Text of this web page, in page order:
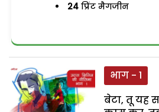
24 प्रिंट मैगजीन
भाग - 1
बेटा, तू यह